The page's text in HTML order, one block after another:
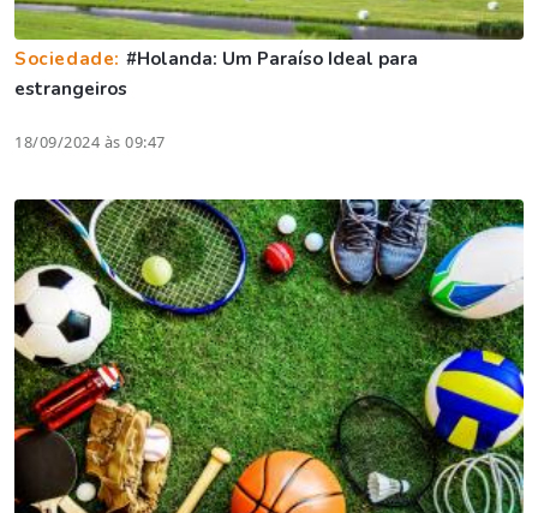
Sociedade: #Holanda: Um Paraíso Ideal para
estrangeiros
18/09/2024 às 09:47